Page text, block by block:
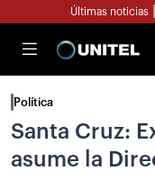
Últimas noticias
Política
Santa Cruz:
asume la